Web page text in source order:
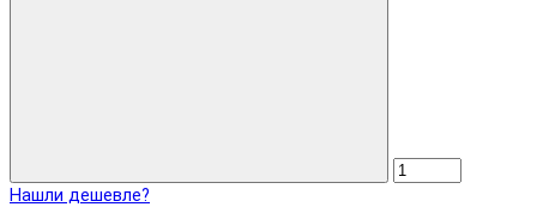
Нашли дешевле?